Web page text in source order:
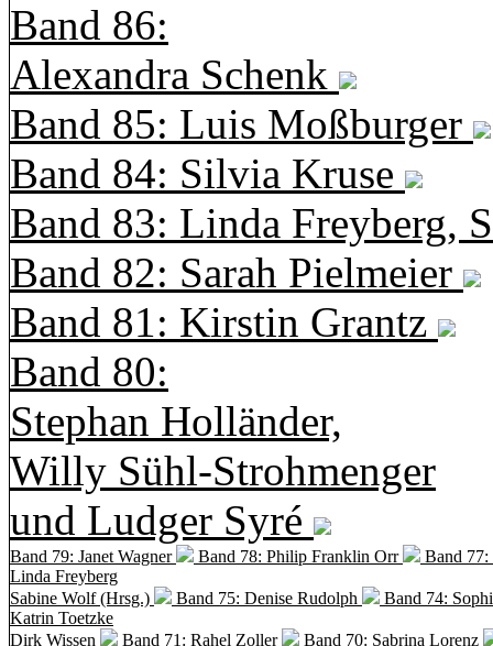
Band 86:
Alexandra Schenk
Band 85: Luis Moßburger
Band 84: Silvia Kruse
Band 83: Linda Freyberg,
Band 82: Sarah Pielmeier
Band 81: Kirstin Grantz
Band 80:
Stephan Holländer,
Willy Sühl-Strohmenger
und Ludger Syré
Band 79: Janet Wagner Band 78: Philip Franklin Orr
Band
Linda Freyberg
Sabine Wolf (Hrsg.)
Band 75: Denise Rudolph
Band 74:
Katrin Toetzke
Dirk Wissen
Band 71: Rahel Zoller
Band 70: Sabrina Lorenz